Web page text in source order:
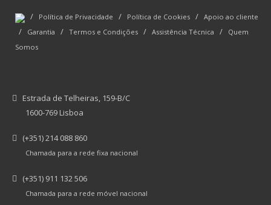
/ Política de Privacidade / Política de Cookies / Apoio ao cliente
/ Garantia / Termos e Condições / Assistência Técnica /
Quem
Somos
Estrada de Telheiras, 159-B/C
1600-769 Lisboa
(+351) 214 088 860
Chamada para a rede fixa nacional
(+351) 911 132 506
Chamada para a rede móvel nacional